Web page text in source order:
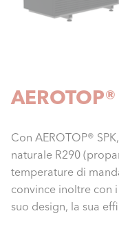
Con AEROTOP®
naturale R290
temperature di
convince inoltre con
suo design, la sua